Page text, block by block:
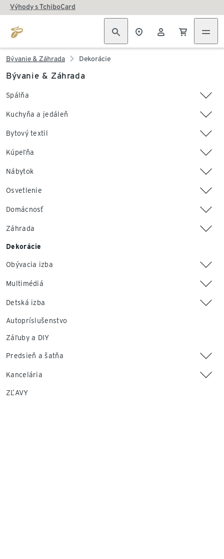
Výhody s TchiboCard
Bývanie & Záhrada Dekorácie
Bývanie & Záhrada
Spálňa
Kuchyňa a jedáleň
Bytový textil
Kúpeľňa
Nábytok
Osvetlenie
Domácnosť
Záhrada
Dekorácie
Obývacia izba
Multimédiá
Detská izba
Autopríslušenstvo
Záľuby a DIY
Predsieň a šatňa
Kancelária
ZĽAVY